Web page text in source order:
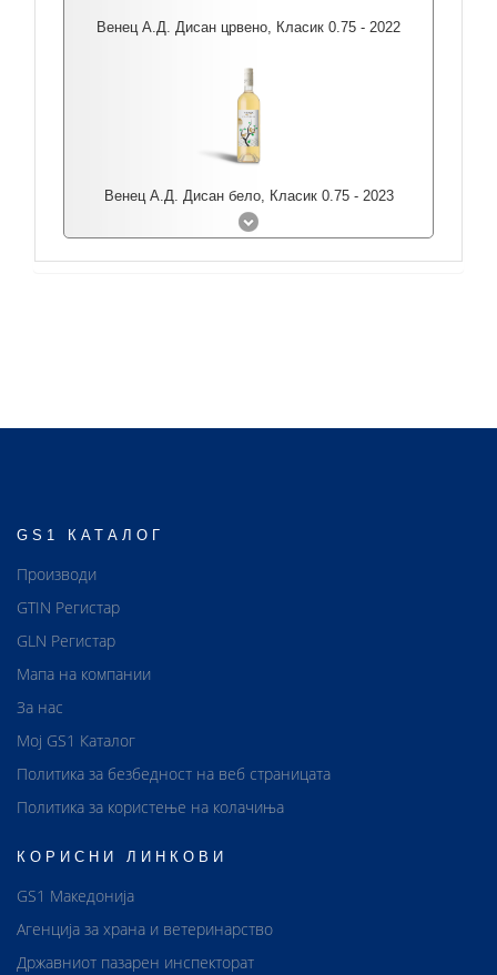
Венец А.Д. Дисан црвено, Класик 0.75 - 2022
Венец А.Д. Дисан бело, Класик 0.75 - 2023
GS1 КАТАЛОГ
Производи
GTIN Регистар
GLN Регистар
Мапа на компании
За нас
Мој GS1 Каталог
Политика за безбедност на веб страницата
Политика за користење на колачиња
КОРИСНИ ЛИНКОВИ
GS1 Македонија
Агенција за храна и ветеринарство
Државниот пазарен инспекторат